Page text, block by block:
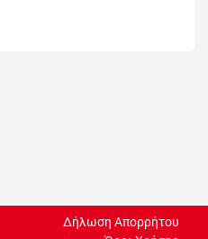
Δήλωση Απορρήτου